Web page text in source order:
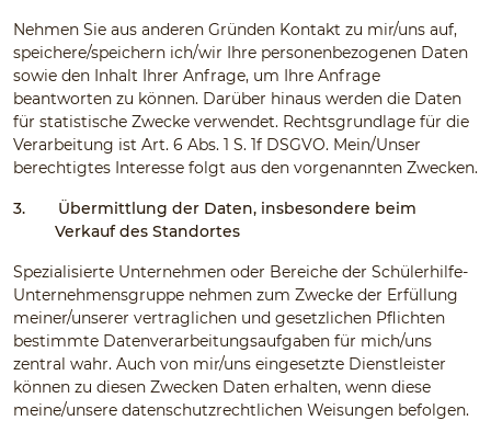
Nehmen Sie aus anderen Gründen Kontakt zu mir/uns auf,
speichere/speichern ich/wir Ihre personenbezogenen Daten
sowie den Inhalt Ihrer Anfrage, um Ihre Anfrage
beantworten zu können. Darüber hinaus werden die Daten
für statistische Zwecke verwendet. Rechtsgrundlage für die
Verarbeitung ist Art. 6 Abs. 1 S. 1f DSGVO. Mein/Unser
berechtigtes Interesse folgt aus den vorgenannten Zwecken.
3.
Übermittlung der Daten, insbesondere beim
Verkauf des Standortes
Spezialisierte Unternehmen oder Bereiche der Schülerhilfe-
Unternehmensgruppe nehmen zum Zwecke der Erfüllung
meiner/unserer vertraglichen und gesetzlichen Pflichten
bestimmte Datenverarbeitungsaufgaben für mich/uns
zentral wahr. Auch von mir/uns eingesetzte Dienstleister
können zu diesen Zwecken Daten erhalten, wenn diese
meine/unsere datenschutzrechtlichen Weisungen befolgen.